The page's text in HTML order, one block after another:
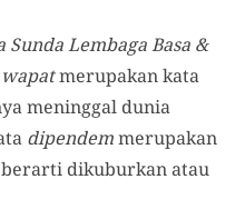
Sunda Lembaga Basa &
wapatmerupakan kata
meninggal dunia
dipendemmerupakan
berarti dikuburkan atau